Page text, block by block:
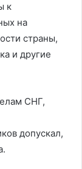
к
на
страны,
и другие
СНГ,
допускал,